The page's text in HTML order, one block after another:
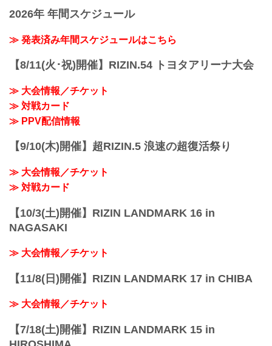
2026年 年間スケジュール
≫ 発表済み年間スケジュールはこちら
【8/11(火･祝)開催】RIZIN.54 トヨタアリーナ大会
≫ 大会情報／チケット
≫ 対戦カード
≫ PPV配信情報
【9/10(木)開催】超RIZIN.5 浪速の超復活祭り
≫ 大会情報／チケット
≫ 対戦カード
【10/3(土)開催】RIZIN LANDMARK 16 in
NAGASAKI
≫ 大会情報／チケット
【11/8(日)開催】RIZIN LANDMARK 17 in CHIBA
≫ 大会情報／チケット
【7/18(土)開催】RIZIN LANDMARK 15 in